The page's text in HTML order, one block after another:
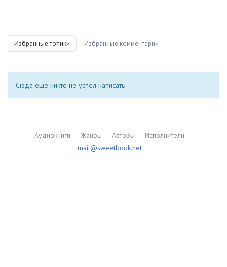
Избранные топики Избранные комментарии
Сюда еще никто не успел написать
Аудиокниги Жанры Авторы
Исполнители
mail@sweetbook.net